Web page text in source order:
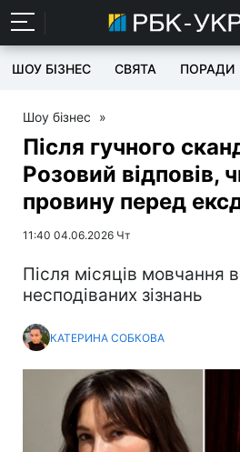
ШОУ БІЗНЕС СВЯТА ПОРАДИ
Шоу бізнес »
Після гучного
Розовий відповів,
провину перед
11:40 04.06.2026 Чт
Після місяців мовчання
несподіваних зізнань
КАТЕРИНА СОБКОВА